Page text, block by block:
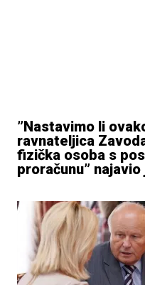
”Nastavimo li
ravnateljica
fizička osoba s
proračunu”